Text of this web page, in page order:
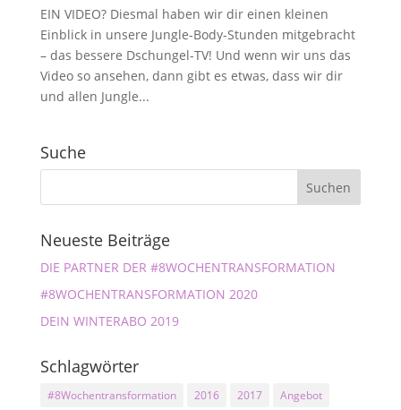
EIN VIDEO? Diesmal haben wir dir einen kleinen
Einblick in unsere Jungle-Body-Stunden mitgebracht
– das bessere Dschungel-TV! Und wenn wir uns das
Video so ansehen, dann gibt es etwas, dass wir dir
und allen Jungle...
Suche
Neueste Beiträge
DIE PARTNER DER #8WOCHENTRANSFORMATION
#8WOCHENTRANSFORMATION 2020
DEIN WINTERABO 2019
Schlagwörter
#8Wochentransformation 2016 2017
Angebot